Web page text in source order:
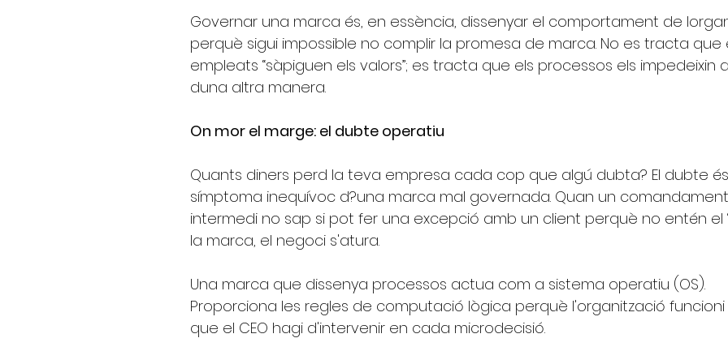
Governar una marca és, en essència, dissenyar el comportament de
perquè sigui impossible no complir la promesa de marca. No es tracta que
empleats “sàpiguen els valors”; es tracta que els processos els impedeixin
duna altra manera.
On mor el marge: el dubte operatiu
Quants diners perd la teva empresa cada cop que algú dubta? El dubte
símptoma inequívoc d?una marca mal governada. Quan un comandament
intermedi no sap si pot fer una excepció amb un client perquè no entén el
la marca, el negoci s'atura.
Una marca que dissenya processos actua com a sistema operatiu (OS).
Proporciona les regles de computació lògica perquè l'organització funcioni
que el CEO hagi d'intervenir en cada microdecisió.